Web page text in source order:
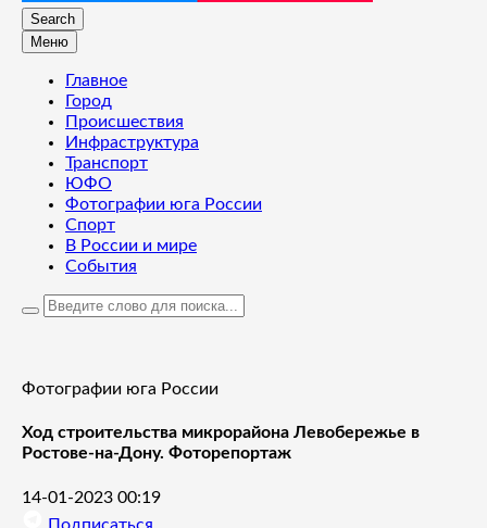
Search
Меню
Главное
Город
Происшествия
Инфраструктура
Транспорт
ЮФО
Фотографии юга России
Спорт
В России и мире
События
Фотографии юга России
Ход строительства микрорайона Левобережье в
Ростове-на-Дону. Фоторепортаж
14-01-2023 00:19
Подписаться